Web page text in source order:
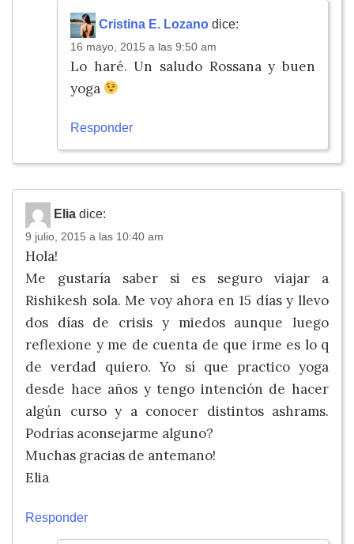
Cristina E. Lozano dice:
16 mayo, 2015 a las 9:50 am
Lo haré. Un saludo Rossana y buen
yoga
Responder
Elia dice:
9 julio, 2015 a las 10:40 am
Hola!
Me gustaría saber si es seguro viajar a
Rishikesh sola. Me voy ahora en 15 días y llevo
dos días de crisis y miedos aunque luego
reflexione y me de cuenta de que irme es lo q
de verdad quiero. Yo sí que practico yoga
desde hace años y tengo intención de hacer
algún curso y a conocer distintos ashrams.
Podrías aconsejarme alguno?
Muchas gracias de antemano!
Elia
Responder